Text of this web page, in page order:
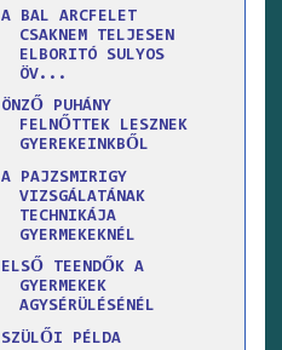
A BAL ARCFELET
CSAKNEM TELJESEN
ELBORITÓ SULYOS
ÖV...
ÖNZŐ PUHÁNY
FELNŐTTEK LESZNEK
GYEREKEINKBŐL
A PAJZSMIRIGY
VIZSGÁLATÁNAK
TECHNIKÁJA
GYERMEKEKNÉL
ELSŐ TEENDŐK A
GYERMEKEK
AGYSÉRÜLÉSÉNÉL
SZÜLŐI PÉLDA